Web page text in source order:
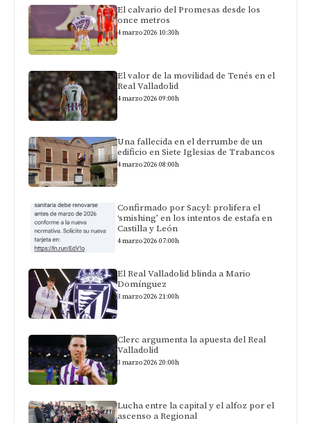
El calvario del Promesas desde los
once metros
4 marzo 2026 10:30h
El valor de la movilidad de Tenés en el
Real Valladolid
4 marzo 2026 09:00h
Una fallecida en el derrumbe de un
edificio en Siete Iglesias de Trabancos
4 marzo 2026 08:00h
Confirmado por Sacyl: prolifera el
‘smishing’ en los intentos de estafa en
Castilla y León
4 marzo 2026 07:00h
El Real Valladolid blinda a Mario
Domínguez
3 marzo 2026 21:00h
Clerc argumenta la apuesta del Real
Valladolid
3 marzo 2026 20:00h
Lucha entre la capital y el alfoz por el
ascenso a Regional